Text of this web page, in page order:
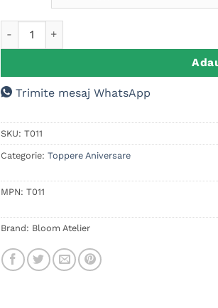
Trimite mesaj WhatsApp
SKU: T011
Categorie: Toppere Aniversare
MPN: T011
Brand: Bloom Atelier